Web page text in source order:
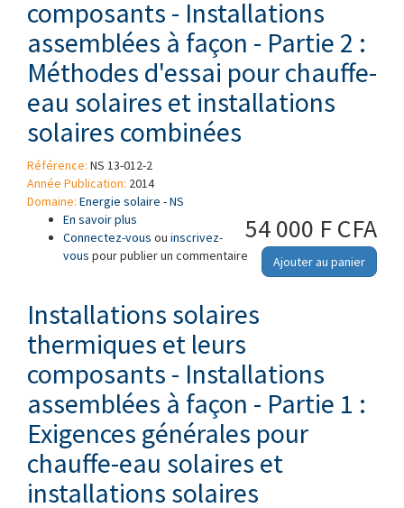
composants - Installations
assemblées à façon - Partie 2 :
Méthodes d'essai pour chauffe-
eau solaires et installations
solaires combinées
Référence: NS 13-012-2
Année Publication: 2014
Domaine: Energie solaire - NS
54 000 F CFA
Ajouter au panier
En savoir plus à propos de Installations solaires thermiques
et leurs composants - Installations
assemblées à façon - Partie 2 : Méthodes
d'essai pour chauffe-eau solaires et
Connectez-vous ou inscrivez-
vous pour publier un commentaire
Installations solaires
thermiques et leurs
composants - Installations
assemblées à façon - Partie 1 :
Exigences générales pour
chauffe-eau solaires et
installations solaires